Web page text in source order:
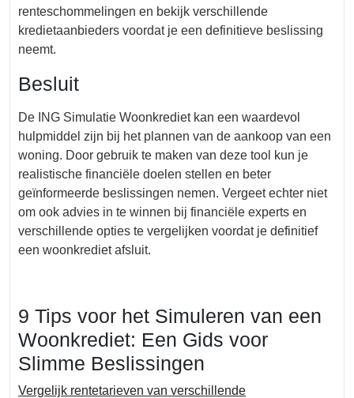
renteschommelingen en bekijk verschillende
kredietaanbieders voordat je een definitieve beslissing
neemt.
Besluit
De ING Simulatie Woonkrediet kan een waardevol
hulpmiddel zijn bij het plannen van de aankoop van een
woning. Door gebruik te maken van deze tool kun je
realistische financiële doelen stellen en beter
geïnformeerde beslissingen nemen. Vergeet echter niet
om ook advies in te winnen bij financiële experts en
verschillende opties te vergelijken voordat je definitief
een woonkrediet afsluit.
9 Tips voor het Simuleren van een
Woonkrediet: Een Gids voor
Slimme Beslissingen
Vergelijk rentetarieven van verschillende